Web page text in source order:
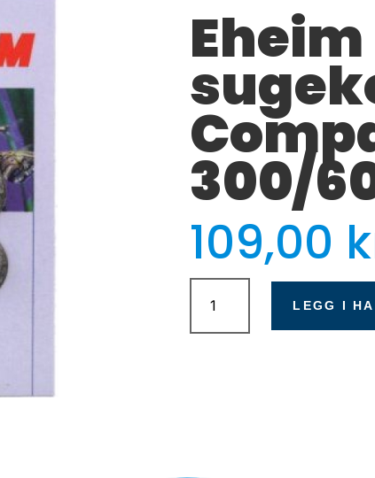
Eheim
300/
109,00
Eheim
sugekopper
til
LEGG I